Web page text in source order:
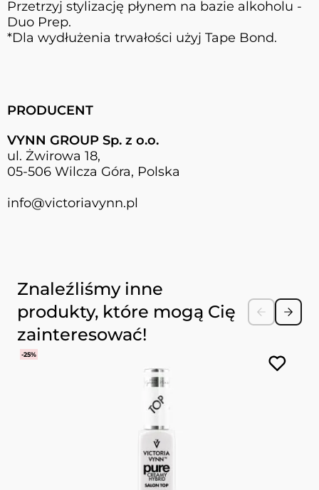
Przetrzyj stylizację płynem na bazie alkoholu -
Duo Prep.
*Dla wydłużenia trwałości użyj Tape Bond.
PRODUCENT
VYNN GROUP Sp. z o.o.
ul. Żwirowa 18,
05-506 Wilcza Góra, Polska
info@victoriavynn.pl
Naciśnij, aby pominąć karuzelę
Znaleźliśmy inne
produkty, które mogą Cię
zainteresować!
-25%